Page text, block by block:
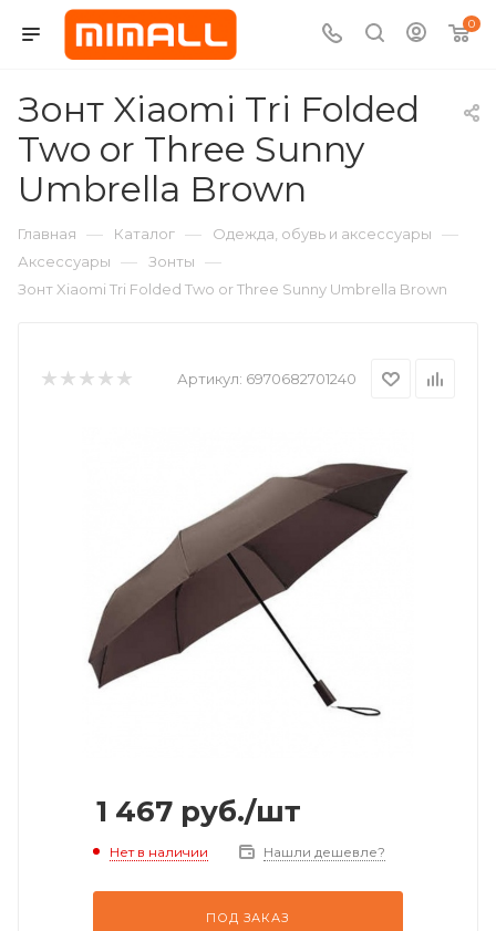
0
Зонт Xiaomi Tri Folded
Two or Three Sunny
Umbrella Brown
Главная — Каталог — Одежда, обувь и аксессуары —
Аксессуары — Зонты —
Зонт Xiaomi Tri Folded Two or Three Sunny Umbrella Brown
Артикул: 6970682701240
1 467 руб./шт
Нет в наличии Нашли дешевле?
ПОД ЗАКАЗ